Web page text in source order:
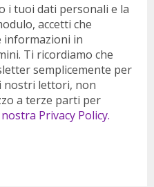
i tuoi dati personali e la
accetti che
informazioni in
Ti ricordiamo che
semplicemente per
nostri lettori, non
a terze parti per
Privacy Policy.